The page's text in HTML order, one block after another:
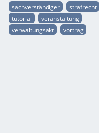
sachverständiger
strafrecht
tutorial
veranstaltung
verwaltungsakt
vortrag